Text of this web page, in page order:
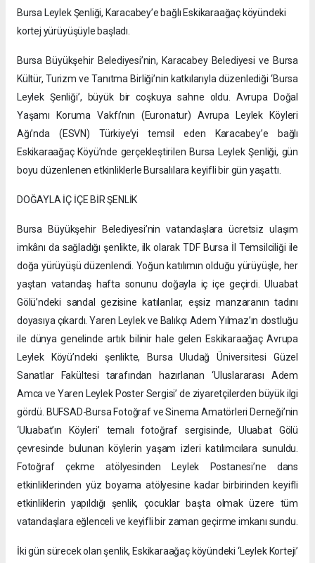
Bursa Leylek Şenliği, Karacabey’e bağlı Eskikaraağaç köyündeki
kortej yürüyüşüyle başladı.
Bursa Büyükşehir Belediyesi’nin, Karacabey Belediyesi ve Bursa
Kültür, Turizm ve Tanıtma Birliği’nin katkılarıyla düzenlediği ‘Bursa
Leylek Şenliği’, büyük bir coşkuya sahne oldu. Avrupa Doğal
Yaşamı Koruma Vakfı’nın (Euronatur) Avrupa Leylek Köyleri
Ağı’nda (ESVN) Türkiye’yi temsil eden Karacabey’e bağlı
Eskikaraağaç Köyü’nde gerçekleştirilen Bursa Leylek Şenliği, gün
boyu düzenlenen etkinliklerle Bursalılara keyifli bir gün yaşattı.
DOĞAYLA İÇ İÇE BİR ŞENLİK
Bursa Büyükşehir Belediyesi’nin vatandaşlara ücretsiz ulaşım
imkânı da sağladığı şenlikte, ilk olarak TDF Bursa İl Temsilciliği ile
doğa yürüyüşü düzenlendi. Yoğun katılımın olduğu yürüyüşle, her
yaştan vatandaş hafta sonunu doğayla iç içe geçirdi. Uluabat
Gölü’ndeki sandal gezisine katılanlar, eşsiz manzaranın tadını
doyasıya çıkardı. Yaren Leylek ve Balıkçı Adem Yılmaz’ın dostluğu
ile dünya genelinde artık bilinir hale gelen Eskikaraağaç Avrupa
Leylek Köyü’ndeki şenlikte, Bursa Uludağ Üniversitesi Güzel
Sanatlar Fakültesi tarafından hazırlanan ‘Uluslararası Adem
Amca ve Yaren Leylek Poster Sergisi’ de ziyaretçilerden büyük ilgi
gördü. BUFSAD-Bursa Fotoğraf ve Sinema Amatörleri Derneği’nin
‘Uluabat’ın Köyleri’ temalı fotoğraf sergisinde, Uluabat Gölü
çevresinde bulunan köylerin yaşam izleri katılımcılara sunuldu.
Fotoğraf çekme atölyesinden Leylek Postanesi’ne dans
etkinliklerinden yüz boyama atölyesine kadar birbirinden keyifli
etkinliklerin yapıldığı şenlik, çocuklar başta olmak üzere tüm
vatandaşlara eğlenceli ve keyifli bir zaman geçirme imkanı sundu.
İki gün sürecek olan şenlik, Eskikaraağaç köyündeki ‘Leylek Korteji’